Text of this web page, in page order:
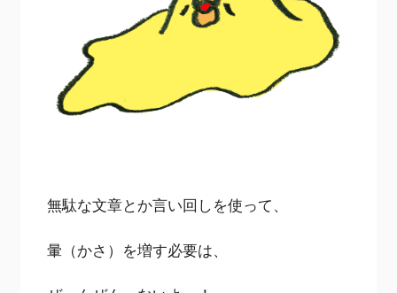
無駄な文章とか言い回しを使って、
暈（かさ）を増す必要は、